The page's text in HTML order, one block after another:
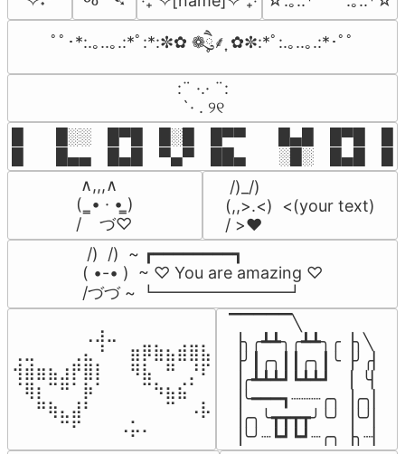
ﾟﾟ･*:.｡..｡.:*ﾟ:*:✼✿ ❁ཻུ۪۪⸙͎ ✿✼:*ﾟ:.｡..｡.:*･ﾟﾟ
⠀:¨ ·.· ¨:⠀
⠀ `· . ୨୧⠀
█  █░░ █▀█ █░█ █▀▀  █▄█ █▀█
█  █▄▄ █▄█ ▀▄▀ ██▄  ░█░ █▄█
∧,,,∧
(  ̳• · • ̳)
/    づ♡
/)_/)
(,,>.<)  <(your text)
/ >❤️
/)  /)  ~ ┏━━━━━━━━┓
( •-• )  ~ ♡ You are amazing ♡
/づづ ~ ┗━━━━━━━━┛
⠀⠀⠀⠀⠀⠀⢀⣰⣀⠀⠀⠀⠀⠀⠀⠀⠀
⢀⣀⠀⠀⠀⢀⣄⠘⠀⠀⣶⡿⣷⣦⣾⣿⣧
⢺⣾⣶⣦⣰⡟⣿⡇⠀⠀⠻⣧⠀⠛⠀⡘⠏
⠈⢿⡆⠉⠛⠁⡷⠁⠀⠀⠀⠉⠳⣦⣮⠁⠀
⠀⠀⠛⢷⣄⣼⠃⠀⠀⠀⠀⠀⠀⠉⠀⠠⡧
⠀⠀⠀⠀⠉⠋⠀⠀⠀⠠⡥⠄⠀⠀⠀⠀⠀
▔▔▔▔▔╲
▕╮╭┻┻╮╭┻┻╮╭▕╮╲
▕╯┃╭╮┃┃╭╮┃╰▕╯╭▏
▕╭┻┻┻┛┗┻┻┛  ▕  ╰▏
▕╰━━━┓┈┈┈╭╮▕╭╮▏
▕╭╮╰┳┳┳┳╯╰╯▕╰╯▏
▕╰╯┈┗┛┗┛┈╭╮▕╮┈▏